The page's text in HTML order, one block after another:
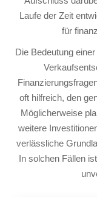
Laufe der Zeit
für
Die Bedeutung
oft hilfreich, den
Möglicherweise
weitere
verlässliche
In solchen Fällen